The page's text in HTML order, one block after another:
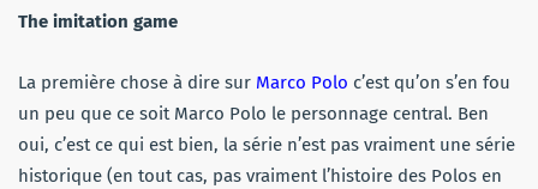
The imitation game
La première chose à dire sur Marco Polo c’est qu’on s’en fou
un peu que ce soit Marco Polo le personnage central. Ben
oui, c’est ce qui est bien, la série n’est pas vraiment une série
historique (en tout cas, pas vraiment l’histoire des Polos en